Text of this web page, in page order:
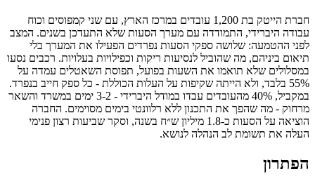
חברת הייטק בת 1,200 עובדים במרכז הארץ, עם שני קמפוסים וכוח
עבודה היברידי, התמודדה עם מערך הסעות שלא התעדכן בשנים. המצב
לפני ההטמעה: שלושה ספקי הסעות נפרדים הפעילו את המערך בלי
תיאום ביניהם, מה שהוביל לנסיעות ריקות וכפילויות בעלויות. רכבים נסעו
במסלולים שלא תואמו את השעות בפועל, תפוסת השאטלים עמדה על
55% בלבד, ולא הייתה שקיפות על העלות הכוללת - כל ספק חייב בנפרד.
במקביל, 40% מהעובדים עבדו במודל היברידי - 3-2 ימים במשרד והשאר
מרחוק - מה שהפך את התכנון ללא רלוונטי בימים מסוימים. החברה
הוציאה על הסעות כ-1.8 מיליון ש״ח בשנה, וסקר שביעות רצון פנימי
העלה את תשומת לב הנהלה לנושא.
הפתרון